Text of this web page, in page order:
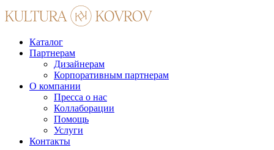
Каталог
Партнерам
Дизайнерам
Корпоративным партнерам
О компании
Пресса о нас
Коллаборации
Помощь
Услуги
Контакты